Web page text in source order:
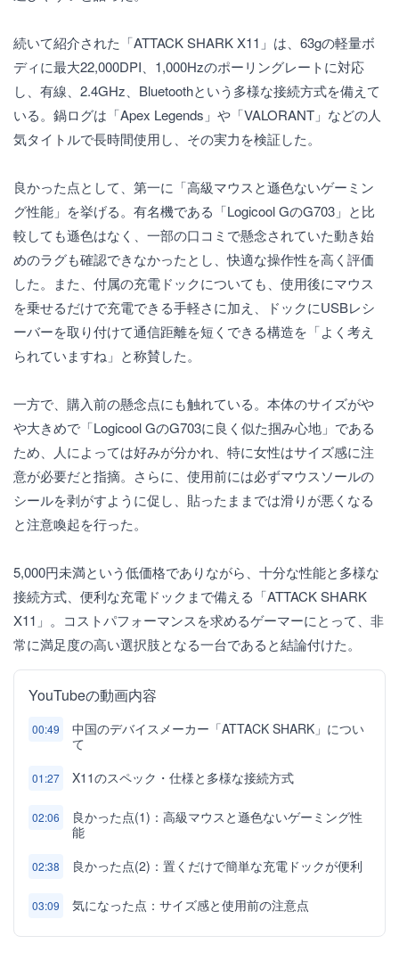
続いて紹介された「ATTACK SHARK X11」は、63gの軽量ボ
ディに最大22,000DPI、1,000Hzのポーリングレートに対応
し、有線、2.4GHz、Bluetoothという多様な接続方式を備えて
いる。鍋ログは「Apex Legends」や「VALORANT」などの人
気タイトルで長時間使用し、その実力を検証した。
良かった点として、第一に「高級マウスと遜色ないゲーミン
グ性能」を挙げる。有名機である「Logicool GのG703」と比
較しても遜色はなく、一部の口コミで懸念されていた動き始
めのラグも確認できなかったとし、快適な操作性を高く評価
した。また、付属の充電ドックについても、使用後にマウス
を乗せるだけで充電できる手軽さに加え、ドックにUSBレシ
ーバーを取り付けて通信距離を短くできる構造を「よく考え
られていますね」と称賛した。
一方で、購入前の懸念点にも触れている。本体のサイズがや
や大きめで「Logicool GのG703に良く似た掴み心地」である
ため、人によっては好みが分かれ、特に女性はサイズ感に注
意が必要だと指摘。さらに、使用前には必ずマウスソールの
シールを剥がすように促し、貼ったままでは滑りが悪くなる
と注意喚起を行った。
5,000円未満という低価格でありながら、十分な性能と多様な
接続方式、便利な充電ドックまで備える「ATTACK SHARK
X11」。コストパフォーマンスを求めるゲーマーにとって、非
常に満足度の高い選択肢となる一台であると結論付けた。
YouTubeの動画内容
00:49
中国のデバイスメーカー「ATTACK SHARK」につい
て
01:27 X11のスペック・仕様と多様な接続方式
02:06
良かった点(1)：高級マウスと遜色ないゲーミング性
能
02:38 良かった点(2)：置くだけで簡単な充電ドックが便利
03:09 気になった点：サイズ感と使用前の注意点